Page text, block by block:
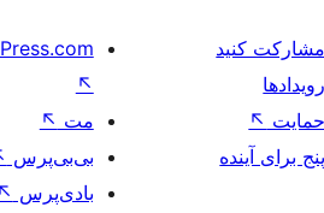
مشارکت کنید
رویدادها
حمایت ↖
پنج برای آینده
↖
مت ↖
بی‌بی‌پرس
بادی‌پرس